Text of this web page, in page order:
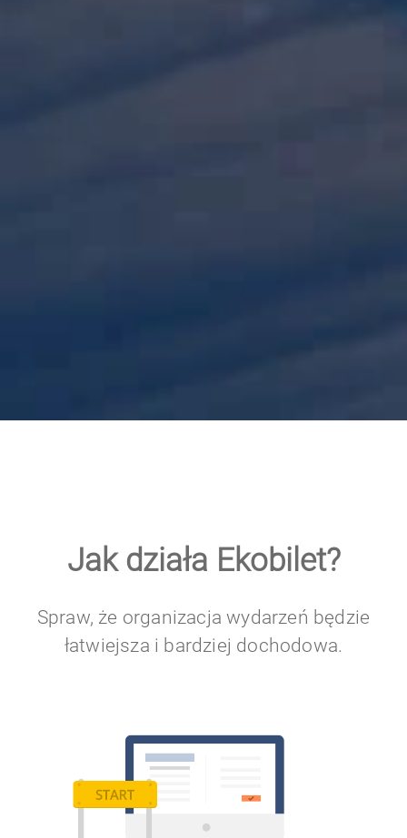
Jak działa Ekobilet?
Spraw, że organizacja wydarzeń będzie
łatwiejsza i bardziej dochodowa.